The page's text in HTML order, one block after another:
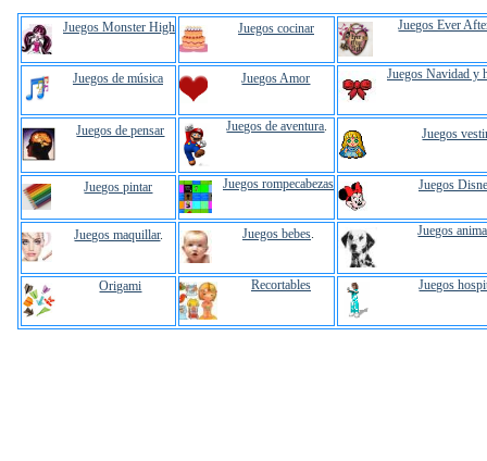
Juegos Monster High Juegos cocinar Juegos Ever
Juegos de música Juegos Amor Juegos Navidad y
Juegos de pensar Juegos de aventura. Juegos
Juegos pintar Juegos rompecabezas Juegos
Juegos maquillar. Juegos bebes. Juegos
Origami Recortables Juegos